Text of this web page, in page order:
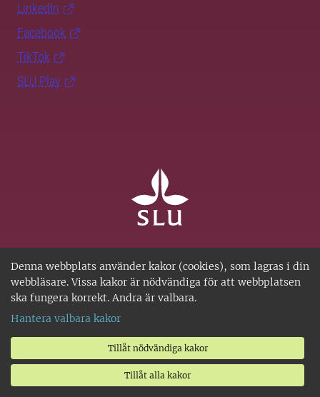
Denna webbplats använder kakor (cookies), som lagras i din
webbläsare. Vissa kakor är nödvändiga för att webbplatsen
ska fungera korrekt. Andra är valbara.
Hantera valbara kakor
Tillåt nödvändiga kakor
Tillåt alla kakor
LinkedIn
Facebook
TikTok
SLU Play
hela Sverige. Huvudorter är Alnarp, Uppsala och Umeå.
SLU är miljöcertifierat enligt ISO 14001. • Telefon: 018-67
10 00 • Org nr: 202100-2817 •
webbplatsen•Hantera kakor•Behandling av
personuppgifter